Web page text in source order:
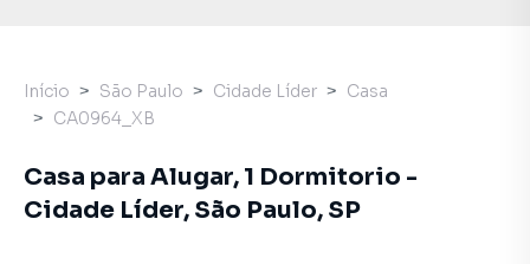
Início São Paulo Cidade Líder
Casa
CA0964_XB
Casa para Alugar, 1 Dormitorio -
Cidade Líder, São Paulo, SP